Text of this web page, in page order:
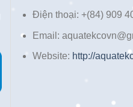
Điện thoại: +(84) 909
Email:
Website: http://